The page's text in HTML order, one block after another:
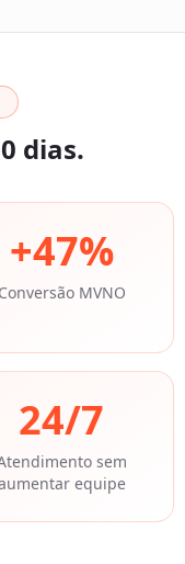
dias.
+47%
Conversão MVNO
24/7
sem
equipe